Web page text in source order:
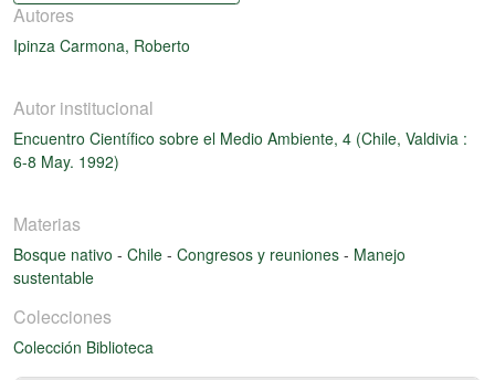
Autores
Ipinza Carmona, Roberto
Autor institucional
Encuentro Científico sobre el Medio Ambiente, 4 (Chile, Valdivia :
6-8 May. 1992)
Materias
Bosque nativo - Chile - Congresos y reuniones - Manejo
sustentable
Colecciones
Colección Biblioteca